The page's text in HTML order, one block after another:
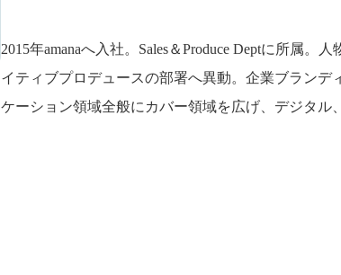
2015年amanaへ入社。Sales＆Produce Deptに所属
イティブプロデュースの部署へ異動。企業ブラン
ケーション領域全般にカバー領域を広げ、デジタル